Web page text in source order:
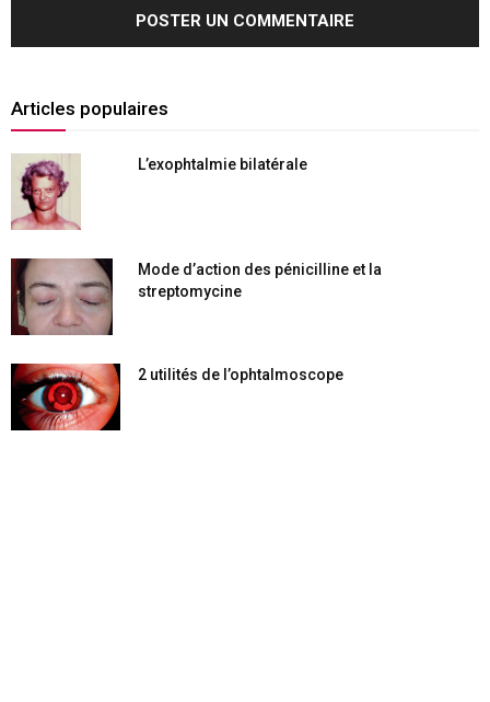
Articles populaires
L’exophtalmie bilatérale
Mode d’action des pénicilline et la
streptomycine
2 utilités de l’ophtalmoscope